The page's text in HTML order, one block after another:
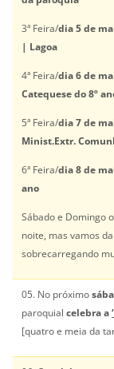
3ª Feira/dia 5 de
| Lagoa
4ª Feira/dia 6 de
Catequese do 8º
5ª Feira/dia 7 de
Minist.Extr.
6ª Feira/dia 8 de
ano
Sábado e Domingo
noite, mas vamos
sobrecarregando
05. No próximo
paroquialcelebra a
[quatro e meia da